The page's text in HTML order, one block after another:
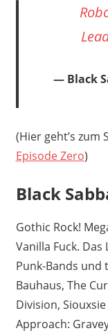
Black
(Hier geht’s zum
Episode Zero)
Black
Gothic Rock!
Vanilla Fuck.
Punk-Bands und
Bauhaus, The
Division,
Approach: